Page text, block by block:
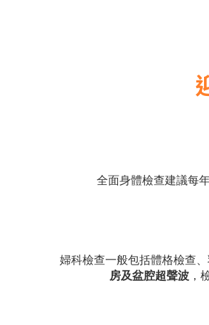
全面身體檢查建議每
婦科檢查一般包括體格檢查
房及盆腔超聲波，